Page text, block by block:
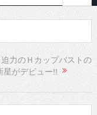
力のＨカップバストの
星がデビュー!!